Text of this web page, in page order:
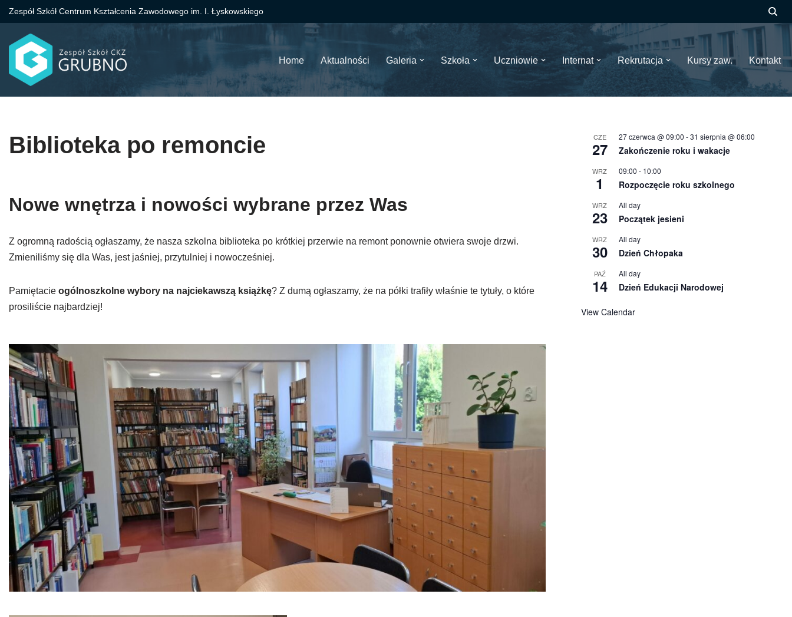
Przejdź
do
treści
Zespół Szkół Centrum Kształcenia Zawodowego im. I. Łyskowskiego
Home Aktualności Galeria Szkoła Uczniowie Internat Rekrutacja Kursy zaw. Kontakt
Biblioteka po remoncie
Nowe wnętrza i nowości wybrane przez Was
Z ogromną radością ogłaszamy, że nasza szkolna biblioteka po krótkiej przerwie na remont ponownie otwiera swoje drzwi.
Zmieniliśmy się dla Was, jest jaśniej, przytulniej i nowocześniej.
Pamiętacie ogólnoszkolne wybory na najciekawszą książkę? Z dumą ogłaszamy, że na półki trafiły właśnie te tytuły, o które
prosiliście najbardziej!
CZE
27
27 czerwca @ 09:00 -31 sierpnia @ 06:00
Zakończenie roku i wakacje
WRZ
1
09:00 - 10:00
Rozpoczęcie roku szkolnego
WRZ
23
All day
Początek jesieni
WRZ
30
All day
Dzień Chłopaka
PAŹ
14
All day
Dzień Edukacji Narodowej
View Calendar